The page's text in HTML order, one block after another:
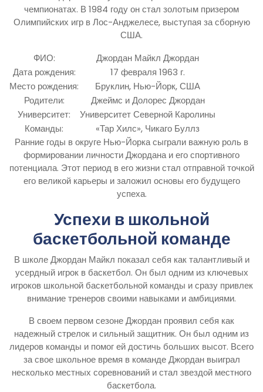
чемпионатах. В 1984 году он стал золотым призером
Олимпийских игр в Лос-Анджелесе, выступая за сборную
США.
ФИО:
Джордан Майкл Джордан
Дата рождения:
17 февраля 1963 г.
Место рождения:
Бруклин, Нью-Йорк, США
Родители:
Джеймс и Долорес Джордан
Университет:
Университет Северной Каролины
Команды:
«Тар Хилс», Чикаго Буллз
Ранние годы в округе Нью-Йорка сыграли важную роль в
формировании личности Джордана и его спортивного
потенциала. Этот период в его жизни стал отправной точкой
его великой карьеры и заложил основы его будущего
успеха.
Успехи в школьной
баскетбольной команде
В школе Джордан Майкл показал себя как талантливый и
усердный игрок в баскетбол. Он был одним из ключевых
игроков школьной баскетбольной команды и сразу привлек
внимание тренеров своими навыками и амбициями.
В своем первом сезоне Джордан проявил себя как
надежный стрелок и сильный защитник. Он был одним из
лидеров команды и помог ей достичь больших высот. Всего
за свое школьное время в команде Джордан выиграл
несколько местных соревнований и стал звездой местного
баскетбола.